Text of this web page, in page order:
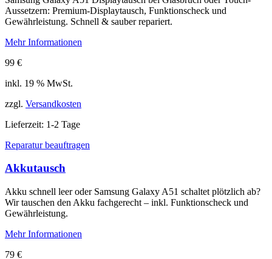
Aussetzern: Premium-Displaytausch, Funktionscheck und
Gewährleistung. Schnell & sauber repariert.
Mehr Informationen
99 €
inkl. 19 % MwSt.
zzgl. Versandkosten
Lieferzeit: 1-2 Tage
Reparatur beauftragen
Akkutausch
Akku schnell leer oder Samsung Galaxy A51 schaltet plötzlich ab?
Wir tauschen den Akku fachgerecht – inkl. Funktionscheck und
Gewährleistung.
Mehr Informationen
79 €